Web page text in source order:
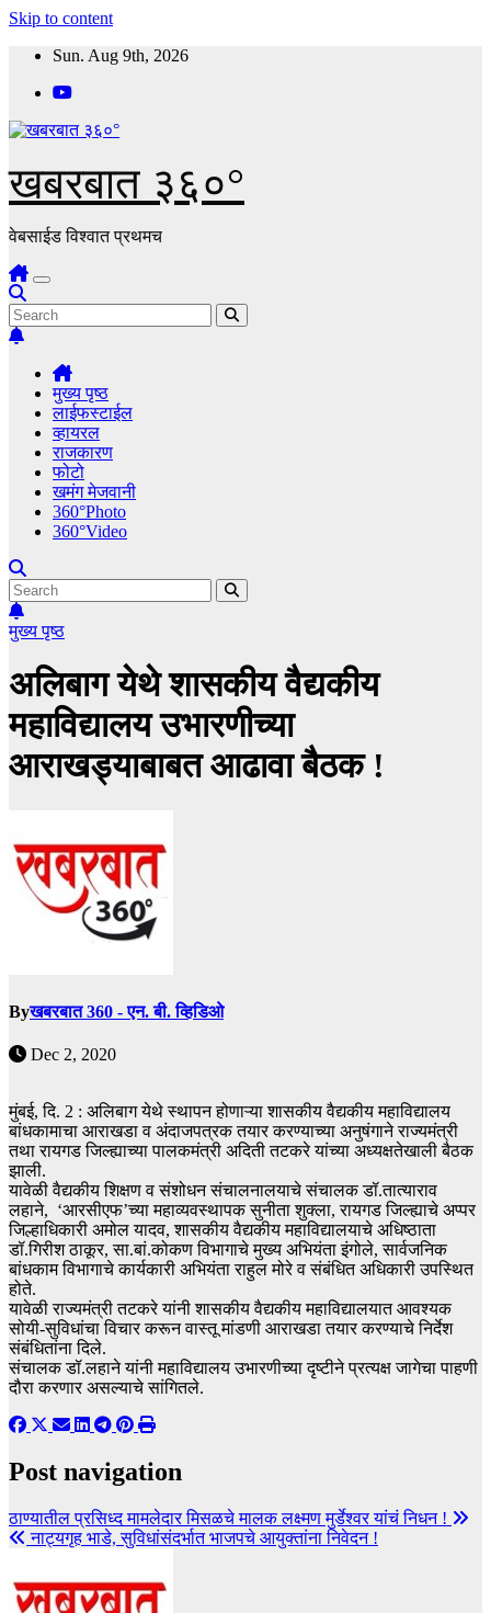
Skip to content
Sun. Aug 9th, 2026
खबरबात ३६०°
वेबसाईड विश्वात प्रथमच
मुख्य पृष्ठ
लाईफस्टाईल
व्हायरल
राजकारण
फोटो
खमंग मेजवानी
360°Photo
360°Video
मुख्य पृष्ठ
अलिबाग येथे शासकीय वैद्यकीय
महाविद्यालय उभारणीच्या
आराखड्याबाबत आढावा बैठक !
Byखबरबात 360 - एन. बी. व्हिडिओ
Dec 2, 2020
मुंबई, दि. 2 : अलिबाग येथे स्थापन होणाऱ्या शासकीय वैद्यकीय महाविद्यालय
बांधकामाचा आराखडा व अंदाजपत्रक तयार करण्याच्या अनुषंगाने राज्यमंत्री
तथा रायगड जिल्ह्याच्या पालकमंत्री अदिती तटकरे यांच्या अध्यक्षतेखाली बैठक
झाली.
यावेळी वैद्यकीय शिक्षण व संशोधन संचालनालयाचे संचालक डॉ.तात्याराव
लहाने, ‘आरसीएफ’च्या महाव्यवस्थापक सुनीता शुक्ला, रायगड जिल्ह्याचे अप्पर
जिल्हाधिकारी अमोल यादव, शासकीय वैद्यकीय महाविद्यालयाचे अधिष्ठाता
डॉ.गिरीश ठाकूर, सा.बां.कोकण विभागाचे मुख्य अभियंता इंगोले, सार्वजनिक
बांधकाम विभागाचे कार्यकारी अभियंता राहुल मोरे व संबंधित अधिकारी उपस्थित
होते.
यावेळी राज्यमंत्री तटकरे यांनी शासकीय वैद्यकीय महाविद्यालयात आवश्यक
सोयी-सुविधांचा विचार करून वास्तू मांडणी आराखडा तयार करण्याचे निर्देश
संबंधितांना दिले.
संचालक डॉ.लहाने यांनी महाविद्यालय उभारणीच्या दृष्टीने प्रत्यक्ष जागेचा पाहणी
दौरा करणार असल्याचे सांगितले.
Post navigation
ठाण्यातील प्रसिध्द मामलेदार मिसळचे मालक लक्ष्मण मुर्डेश्वर यांचं निधन !
नाट्यगृह भाडे, सुविधांसंदर्भात भाजपचे आयुक्तांना निवेदन !